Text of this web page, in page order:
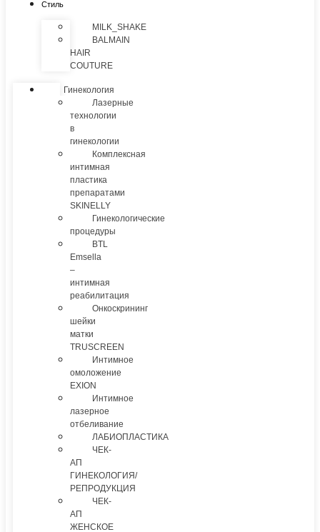
Стиль
MILK_SHAKE
BALMAIN
HAIR
COUTURE
Гинекология
Лазерные
технологии
в
гинекологии
Комплексная
интимная
пластика
препаратами
SKINELLY
Гинекологические
процедуры
BTL
Emsella
–
интимная
реабилитация
Онкоскрининг
шейки
матки
TRUSCREEN
Интимное
омоложение
EXION
Интимное
лазерное
отбеливание
ЛАБИОПЛАСТИКА
ЧЕК-
АП
ГИНЕКОЛОГИЯ/
РЕПРОДУКЦИЯ
ЧЕК-
АП
ЖЕНСКОЕ